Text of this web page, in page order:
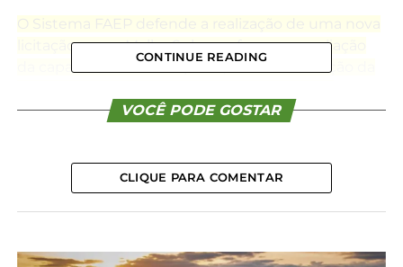
licitação para a Malha Sul, com foco na ampliação
da capacidade de transporte, na modernização da
principais gargalos logísticos que afetam a
divisão da Malha Sul em três segmentos: Paraná-
Santa Catarina, Rio Grande do Sul e Mercosul.
operações, considera inadequado o modelo
CONTINUE READING
VOCÊ PODE GOSTAR
CLIQUE PARA COMENTAR